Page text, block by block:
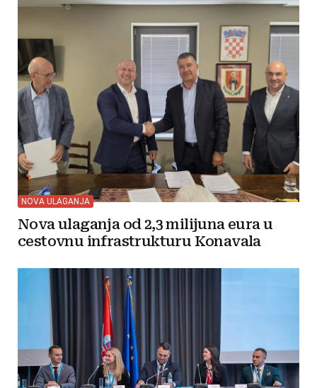
NOVA ULAGANJA
Nova ulaganja od 2,3 milijuna eura u
cestovnu infrastrukturu Konavala